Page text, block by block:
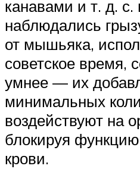
канавами и т. д. с.
наблюдались
от мышьяка,
советское время,
умнее — их
минимальных
воздействуют на
блокируя
крови.